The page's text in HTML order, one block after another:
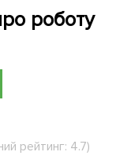
роботу
рейтинг: 4.7)